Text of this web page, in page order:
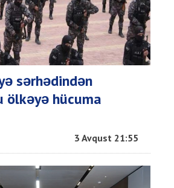
sərhədindən
ölkəyə hücuma
3 Avqust 21:55